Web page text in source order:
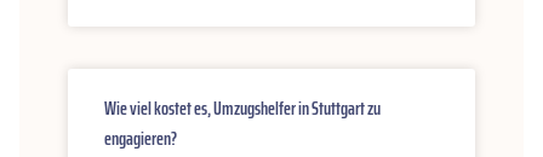
Wie viel kostet es, Umzugshelfer in Stuttgart zu
engagieren?